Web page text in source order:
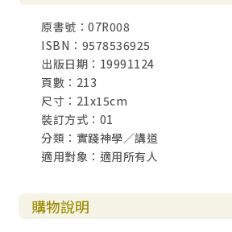
原書號：07R008
ISBN：9578536925
出版日期：19991124
頁數：213
尺寸：21x15cm
裝訂方式：01
分類：實踐神學／講道
適用對象：適用所有人
購物說明